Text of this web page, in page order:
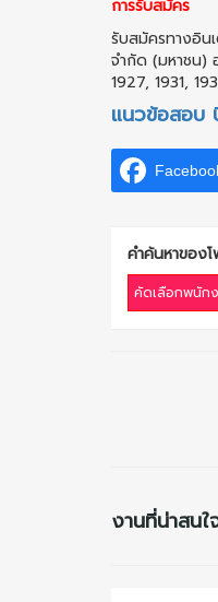
การรับสมัคร
รับสมัครทางอิน
จำกัด (มหาชน)
1927, 1931,
แนวข้อสอบ
คำค้นหาของ
คัดเลือกพนัก
งานที่น่าสนใ